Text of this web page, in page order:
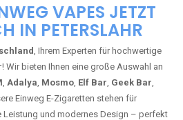
VAPES JETZT
IN PETERSLAHR
, Ihrem Experten für hochwertige
! Wir bieten Ihnen eine große Auswahl an
, Adalya, Mosmo, Elf Bar, Geek Bar,
Einweg E-Zigaretten stehen für
Leistung und modernes Design – perfekt